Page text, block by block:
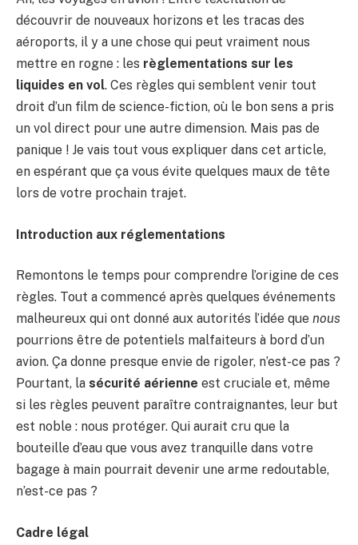
découvrir de nouveaux horizons et les tracas des
aéroports, il y a une chose qui peut vraiment nous
mettre en rogne : les règlementations sur les
liquides en vol. Ces règles qui semblent venir tout
droit d’un film de science-fiction, où le bon sens a pris
un vol direct pour une autre dimension. Mais pas de
panique ! Je vais tout vous expliquer dans cet article,
en espérant que ça vous évite quelques maux de tête
lors de votre prochain trajet.
Introduction aux réglementations
Remontons le temps pour comprendre l’origine de ces
règles. Tout a commencé après quelques événements
malheureux qui ont donné aux autorités l’idée que nous
pourrions être de potentiels malfaiteurs à bord d’un
avion. Ça donne presque envie de rigoler, n’est-ce pas ?
Pourtant, la sécurité aérienne est cruciale et, même
si les règles peuvent paraître contraignantes, leur but
est noble : nous protéger. Qui aurait cru que la
bouteille d’eau que vous avez tranquille dans votre
bagage à main pourrait devenir une arme redoutable,
n’est-ce pas ?
Cadre légal